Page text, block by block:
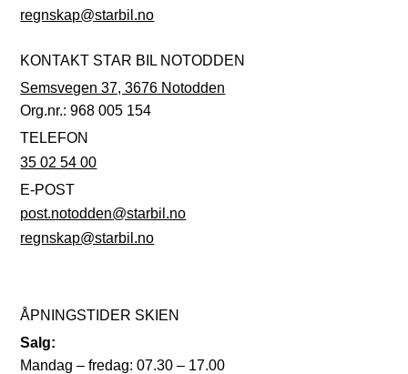
regnskap@starbil.no
KONTAKT STAR BIL NOTODDEN
Semsvegen 37, 3676 Notodden
Org.nr.: 968 005 154
TELEFON
35 02 54 00
E-POST
post.notodden@starbil.no
regnskap@starbil.no
ÅPNINGSTIDER SKIEN
Salg:
Mandag – fredag: 07.30 – 17.00